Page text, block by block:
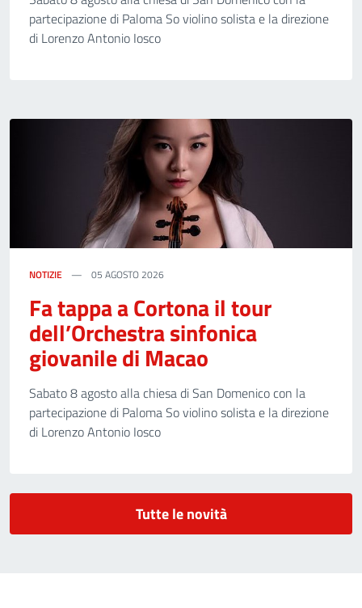
partecipazione di Paloma So violino solista e la direzione
di Lorenzo Antonio Iosco
NOTIZIE 05 AGOSTO 2026
Fa tappa a Cortona il tour
dell’Orchestra sinfonica
giovanile di Macao
Sabato 8 agosto alla chiesa di San Domenico con la
partecipazione di Paloma So violino solista e la direzione
di Lorenzo Antonio Iosco
Tutte le novità